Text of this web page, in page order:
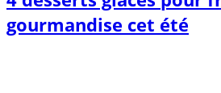
gourmandise cet été